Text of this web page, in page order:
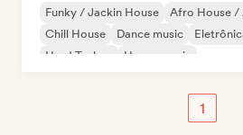
Funky / Jackin House
Afro House /
Chill House
Dance music
Hard Techno
House music
1